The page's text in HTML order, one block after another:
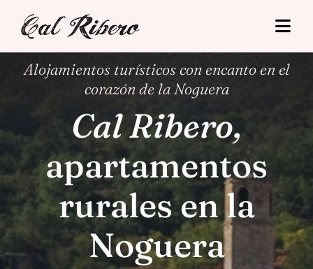
Cal Ribero
Turismo
Tarifas
Situació
Alojamientos turísticos con encanto en el
corazón de la Noguera
Cal Ribero,
apartamentos
rurales en la
Noguera